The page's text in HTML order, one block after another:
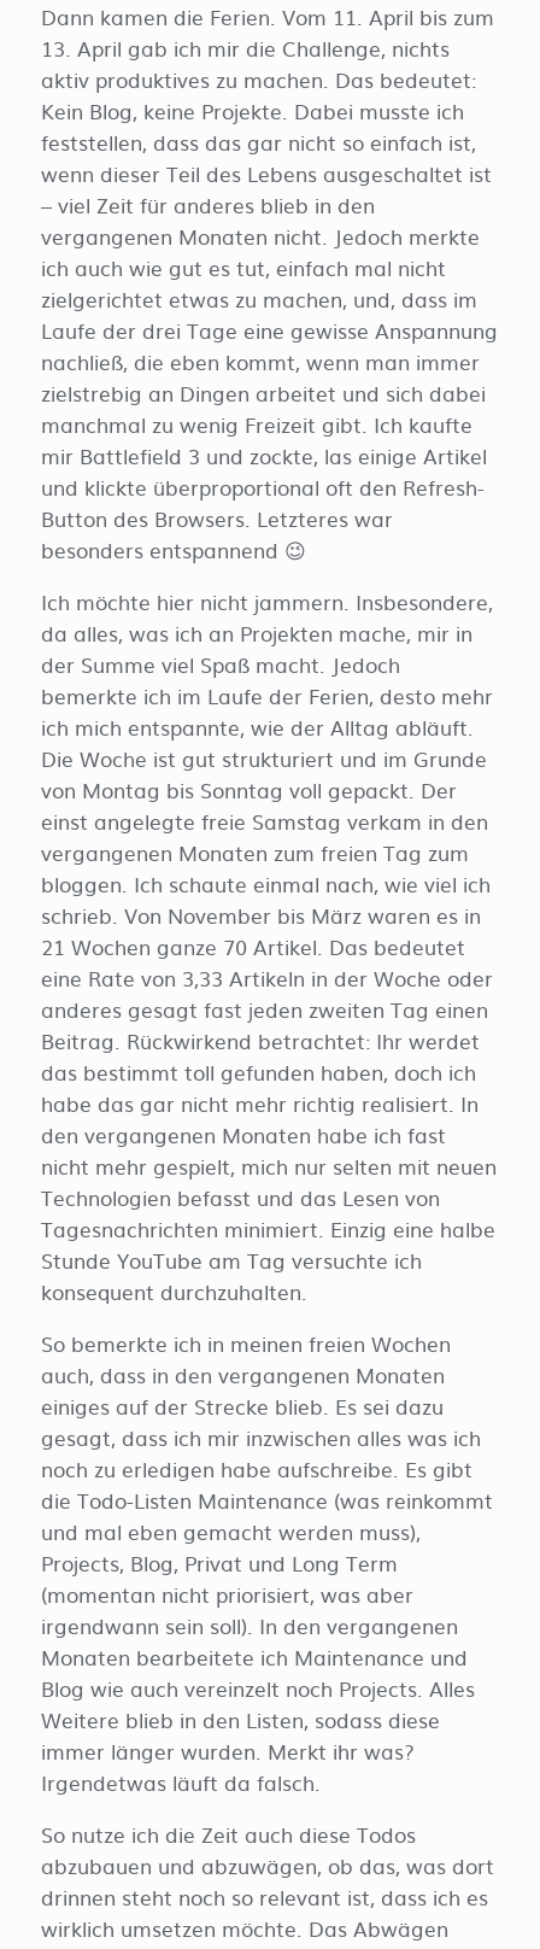
Dann kamen die Ferien. Vom 11. April bis zum
13. April gab ich mir die Challenge, nichts
aktiv produktives zu machen. Das bedeutet:
Kein Blog, keine Projekte. Dabei musste ich
feststellen, dass das gar nicht so einfach ist,
wenn dieser Teil des Lebens ausgeschaltet ist
– viel Zeit für anderes blieb in den
vergangenen Monaten nicht. Jedoch merkte
ich auch wie gut es tut, einfach mal nicht
zielgerichtet etwas zu machen, und, dass im
Laufe der drei Tage eine gewisse Anspannung
nachließ, die eben kommt, wenn man immer
zielstrebig an Dingen arbeitet und sich dabei
manchmal zu wenig Freizeit gibt. Ich kaufte
mir Battlefield 3 und zockte, las einige Artikel
und klickte überproportional oft den Refresh-
Button des Browsers. Letzteres war
besonders entspannend 😉
Ich möchte hier nicht jammern. Insbesondere,
da alles, was ich an Projekten mache, mir in
der Summe viel Spaß macht. Jedoch
bemerkte ich im Laufe der Ferien, desto mehr
ich mich entspannte, wie der Alltag abläuft.
Die Woche ist gut strukturiert und im Grunde
von Montag bis Sonntag voll gepackt. Der
einst angelegte freie Samstag verkam in den
vergangenen Monaten zum freien Tag zum
bloggen. Ich schaute einmal nach, wie viel ich
schrieb. Von November bis März waren es in
21 Wochen ganze 70 Artikel. Das bedeutet
eine Rate von 3,33 Artikeln in der Woche oder
anderes gesagt fast jeden zweiten Tag einen
Beitrag. Rückwirkend betrachtet: Ihr werdet
das bestimmt toll gefunden haben, doch ich
habe das gar nicht mehr richtig realisiert. In
den vergangenen Monaten habe ich fast
nicht mehr gespielt, mich nur selten mit neuen
Technologien befasst und das Lesen von
Tagesnachrichten minimiert. Einzig eine halbe
Stunde YouTube am Tag versuchte ich
konsequent durchzuhalten.
So bemerkte ich in meinen freien Wochen
auch, dass in den vergangenen Monaten
einiges auf der Strecke blieb. Es sei dazu
gesagt, dass ich mir inzwischen alles was ich
noch zu erledigen habe aufschreibe. Es gibt
die Todo-Listen Maintenance (was reinkommt
und mal eben gemacht werden muss),
Projects, Blog, Privat und Long Term
(momentan nicht priorisiert, was aber
irgendwann sein soll). In den vergangenen
Monaten bearbeitete ich Maintenance und
Blog wie auch vereinzelt noch Projects. Alles
Weitere blieb in den Listen, sodass diese
immer länger wurden. Merkt ihr was?
Irgendetwas läuft da falsch.
So nutze ich die Zeit auch diese Todos
abzubauen und abzuwägen, ob das, was dort
drinnen steht noch so relevant ist, dass ich es
wirklich umsetzen möchte. Das Abwägen